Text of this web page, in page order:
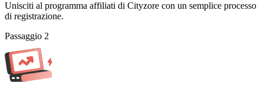
Unisciti al programma affiliati di Cityzore con un semplice processo
di registrazione.
Passaggio 2